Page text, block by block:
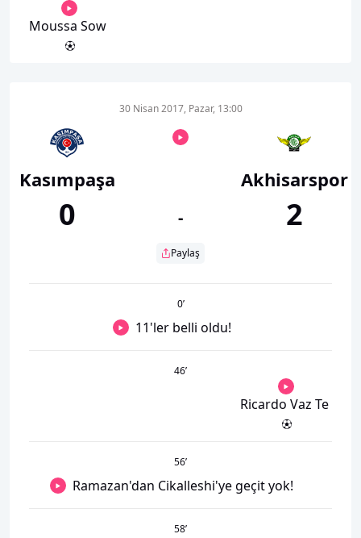
Moussa Sow
Kasımpaşa
0
30 Nisan 2017, Pazar, 13:00
-
Paylaş
Akhisarspor
2
0’
11'ler belli oldu!
46’
Ricardo Vaz Te
56’
Ramazan'dan Cikalleshi'ye geçit yok!
58’